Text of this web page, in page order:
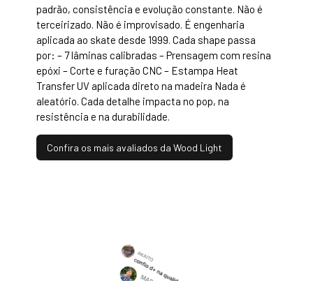
padrão, consistência e evolução constante. Não é
terceirizado. Não é improvisado. É engenharia
aplicada ao skate desde 1999. Cada shape passa
por: – 7 lâminas calibradas – Prensagem com resina
epóxi – Corte e furação CNC – Estampa Heat
Transfer UV aplicada direto na madeira Nada é
aleatório. Cada detalhe impacta no pop, na
resistência e na durabilidade.
Confira os mais avaliados da Wood Light